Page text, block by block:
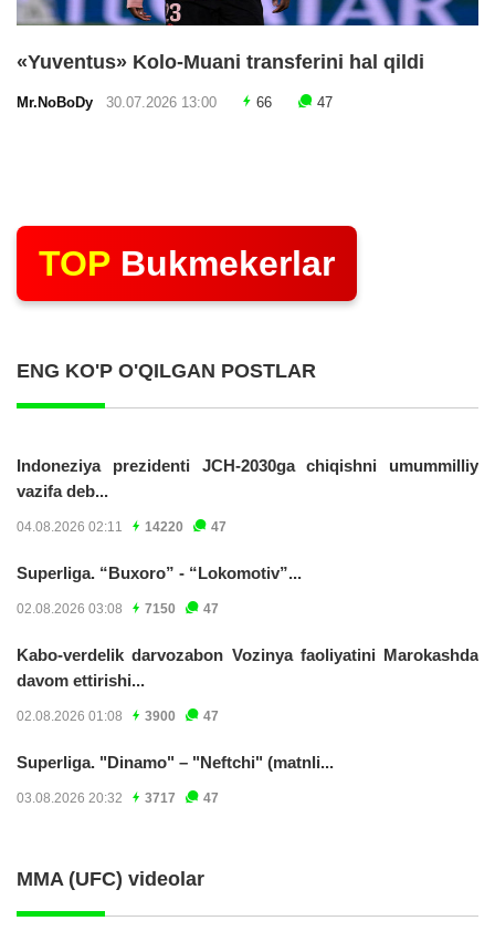
«Yuventus» Kolo-Muani transferini hal qildi
Mr.NoBoDy 30.07.2026 13:00 66 47
TOP Bukmekerlar
ENG KO'P O'QILGAN POSTLAR
Indoneziya prezidenti JCH-2030ga chiqishni umummilliy
vazifa deb...
04.08.2026 02:11 14220 47
Superliga. “Buxoro” - “Lokomotiv”...
02.08.2026 03:08 7150 47
Kabo-verdelik darvozabon Vozinya faoliyatini Marokashda
davom ettirishi...
02.08.2026 01:08 3900 47
Superliga. "Dinamo" – "Neftchi" (matnli...
03.08.2026 20:32 3717 47
MMA (UFC) videolar